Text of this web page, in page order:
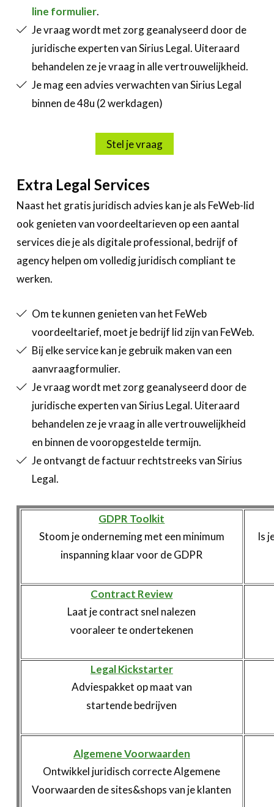
line formulier.
Je vraag wordt met zorg geanalyseerd door de
juridische experten van Sirius Legal. Uiteraard
behandelen ze je vraag in alle vertrouwelijkheid.
Je mag een advies verwachten van Sirius Legal
binnen de 48u (2 werkdagen)
Stel je vraag
Extra Legal Services
Naast het gratis juridisch advies kan je als FeWeb-lid
ook genieten van voordeeltarieven op een aantal
services die je als digitale professional, bedrijf of
agency helpen om volledig juridisch compliant te
werken.
Om te kunnen genieten van het FeWeb
voordeeltarief, moet je bedrijf lid zijn van FeWeb.
Bij elke service kan je gebruik maken van een
aanvraagformulier.
Je vraag wordt met zorg geanalyseerd door de
juridische experten van Sirius Legal. Uiteraard
behandelen ze je vraag in alle vertrouwelijkheid
en binnen de vooropgestelde termijn.
Je ontvangt de factuur rechtstreeks van Sirius
Legal.
GDPR Toolkit
Stoom je onderneming met een minimum
inspanning klaar voor de GDPR
Is
Contract Review
Laat je contract snel nalezen
vooraleer te ondertekenen
Legal Kickstarter
Adviespakket op maat van
startende bedrijven
Algemene Voorwaarden
Ontwikkel juridisch correcte Algemene
Voorwaarden de sites&shops van je klanten